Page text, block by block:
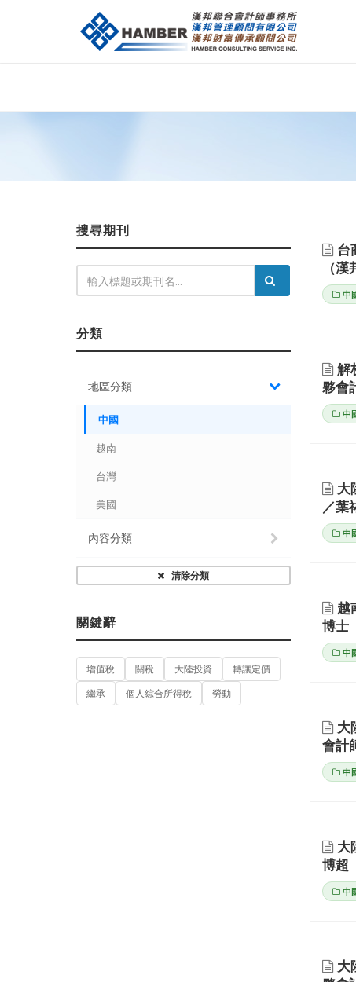
搜尋期刊
分類
地區分類
中國
越南
台灣
美國
內容分類
清除分類
關鍵辭
增值稅 關稅 大陸投資
轉讓定價
繼承
個人綜合所得稅 勞動
台
（
中
解
夥會
中
大
／葉
中
越
博士
中
大
會計
中
大
博超
中
大